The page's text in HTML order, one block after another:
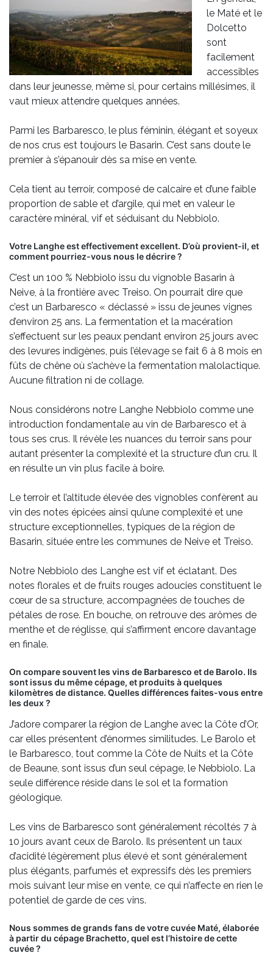
le Maté et le
Dolcetto
sont
facilement
accessibles
dans leur jeunesse, même si, pour certains millésimes, il
vaut mieux attendre quelques années.
Parmi les Barbaresco, le plus féminin, élégant et soyeux
de nos crus est toujours le Basarin. C’est sans doute le
premier à s’épanouir dès sa mise en vente.
Cela tient au terroir, composé de calcaire et d’une faible
proportion de sable et d’argile, qui met en valeur le
caractère minéral, vif et séduisant du Nebbiolo.
Votre Langhe est effectivement excellent. D’où provient-il, et
comment pourriez-vous nous le décrire ?
C’est un 100 % Nebbiolo issu du vignoble Basarin à
Neive, à la frontière avec Treiso. On pourrait dire que
c’est un Barbaresco « déclassé » issu de jeunes vignes
d’environ 25 ans. La fermentation et la macération
s’effectuent sur les peaux pendant environ 25 jours avec
des levures indigènes, puis l’élevage se fait 6 à 8 mois en
fûts de chêne où s’achève la fermentation malolactique.
Aucune filtration ni de collage.
Nous considérons notre Langhe Nebbiolo comme une
introduction fondamentale au vin de Barbaresco et à
tous ses crus. Il révèle les nuances du terroir sans pour
autant présenter la complexité et la structure d’un cru. Il
en résulte un vin plus facile à boire.
Le terroir et l’altitude élevée des vignobles confèrent au
vin des notes épicées ainsi qu’une complexité et une
structure exceptionnelles, typiques de la région de
Basarin, située entre les communes de Neive et Treiso.
Notre Nebbiolo des Langhe est vif et éclatant. Des
notes florales et de fruits rouges adoucies constituent le
cœur de sa structure, accompagnées de touches de
pétales de rose. En bouche, on retrouve des arômes de
menthe et de réglisse, qui s’affirment encore davantage
en finale.
On compare souvent les vins de Barbaresco et de Barolo. Ils
sont issus du même cépage, et produits à quelques
kilomètres de distance. Quelles différences faites-vous entre
les deux ?
J’adore comparer la région de Langhe avec la Côte d’Or,
car elles présentent d’énormes similitudes. Le Barolo et
le Barbaresco, tout comme la Côte de Nuits et la Côte
de Beaune, sont issus d’un seul cépage, le Nebbiolo. La
seule différence réside dans le sol et la formation
géologique.
Les vins de Barbaresco sont généralement récoltés 7 à
10 jours avant ceux de Barolo. Ils présentent un taux
d’acidité légèrement plus élevé et sont généralement
plus élégants, parfumés et expressifs dès les premiers
mois suivant leur mise en vente, ce qui n’affecte en rien le
potentiel de garde de ces vins.
Nous sommes de grands fans de votre cuvée Maté, élaborée
à partir du cépage Brachetto, quel est l’histoire de cette
cuvée ?